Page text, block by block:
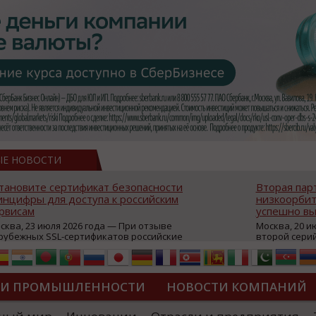
НОВОСТИ
сертификат безопасности
для доступа к российским
23 июля 2026 года — При отзыве
SSL-сертификатов российские
могут некорректно открываться в
браузерах (Google Chrome,
Edge и др.), а соединение с сервисами
ресурсы уже сообщили о
недоступности и ошибках при
из-за отзывов сертификатов
Вторая
успешно
Москва, 20
второй
аппаратов,
масштабной
интернет с
из
«Экономика
ПРОМЫШЛЕННОСТИ НОВОСТИ КОМПАНИЙ